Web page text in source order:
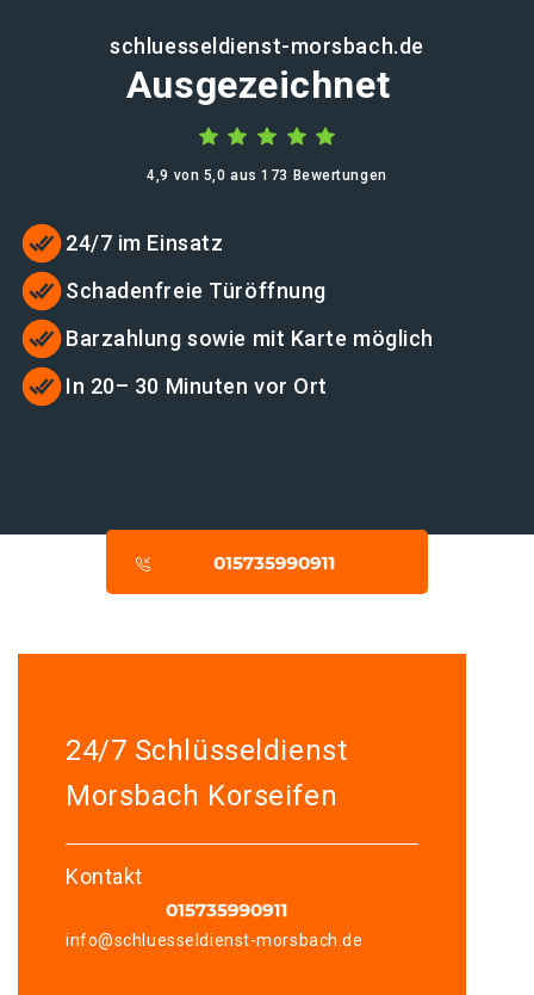
schluesseldienst-morsbach.de
Ausgezeichnet
4,9 von 5,0 aus 173 Bewertungen
24/7 im Einsatz
Schadenfreie Türöffnung
Barzahlung sowie mit Karte möglich
In 20– 30 Minuten vor Ort
24/7 Schlüsseldienst
Morsbach Korseifen
Kontakt
info@schluesseldienst-morsbach.de